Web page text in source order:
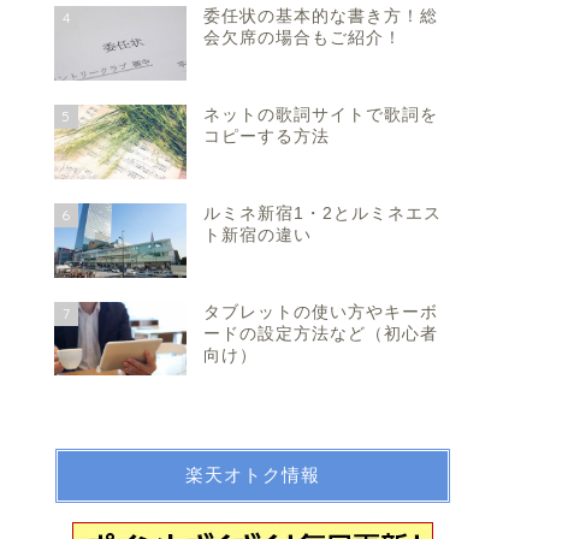
4
委任状の基本的な書き方！総
会欠席の場合もご紹介！
5
ネットの歌詞サイトで歌詞を
コピーする方法
6
ルミネ新宿1・2とルミネエス
ト新宿の違い
7
タブレットの使い方やキーボ
ードの設定方法など（初心者
向け）
楽天オトク情報